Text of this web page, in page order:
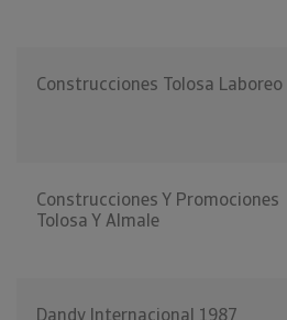
Construcciones Tolosa Laboreo
Construcciones Y Promociones
Tolosa Y Almale
Dandy Internacional 1987